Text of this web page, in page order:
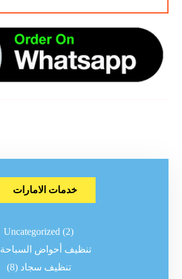
خدمات الامارات
Uncategorized (2)
تنظيف أحواض السباحة
تنظيف سجاد (8)